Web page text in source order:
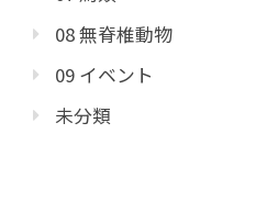
08 無脊椎動物
09 イベント
未分類